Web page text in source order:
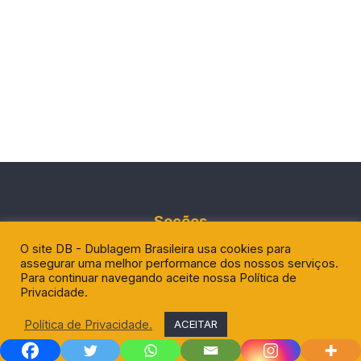
Seções
Baú da Dublagem
Cara de Um Voz do Outro
Críticas
Entrevista
O site DB - Dublagem Brasileira usa cookies para
assegurar uma melhor performance dos nossos serviços.
Para continuar navegando aceite nossa Política de
Privacidade.
Política de Privacidade. ACEITAR